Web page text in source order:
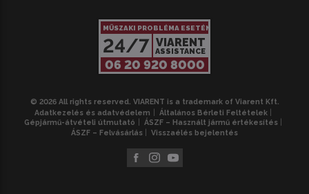
MŰSZAKI PROBLÉMA ESETÉN
24/7 VIARENT
ASSISTANCE
06 20 920 8000
© 2026 All rights reserved. VIARENT is a trademark of Viarent Kft.
Adatkezelés és adatvédelem
Általános Bérleti Feltételek
Gépjármű-átvételi útmutató
ÁSZF – Használt jármű értékesítés
ÁSZF – Felvásárlás
Visszaélés bejelentés